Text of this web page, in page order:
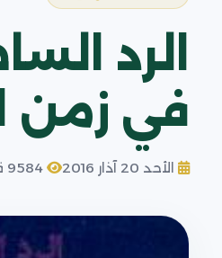
في زمن
الأحد 20 آذار 2016